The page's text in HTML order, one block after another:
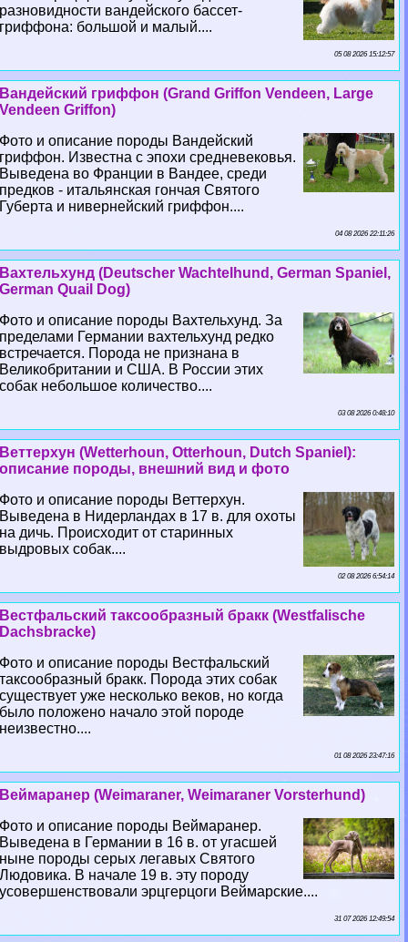
разновидности вандейского бассет-
гриффона: большой и малый....
05 08 2026 15:12:57
Вандейский гриффон (Grand Griffon Vendeen, Large
Vendeen Griffon)
Фото и описание породы Вандейский
гриффон. Известна с эпохи средневековья.
Выведена во Франции в Вандее, среди
предков - итальянская гончая Святого
Губерта и нивернейский гриффон....
04 08 2026 22:11:26
Вахтельхунд (Deutscher Wachtelhund, German Spaniel,
German Quail Dog)
Фото и описание породы Вахтельхунд. За
пределами Германии вахтельхунд редко
встречается. Порода не признана в
Великобритании и США. В России этих
собак небольшое количество....
03 08 2026 0:48:10
Веттерхун (Wetterhoun, Otterhoun, Dutch Spaniel):
описание породы, внешний вид и фото
Фото и описание породы Веттерхун.
Выведена в Нидерландах в 17 в. для охоты
на дичь. Происходит от старинных
выдровых собак....
02 08 2026 6:54:14
Вестфальский таксообразный бpaкк (Westfalische
Dachsbracke)
Фото и описание породы Вестфальский
таксообразный бpaкк. Порода этих собак
существует уже несколько веков, но когда
было положено начало этой породе
неизвестно....
01 08 2026 23:47:16
Веймаранер (Weimaraner, Weimaraner Vorsterhund)
Фото и описание породы Веймаранер.
Выведена в Германии в 16 в. от угасшей
ныне породы серых легавых Святого
Людовика. В начале 19 в. эту породу
усовершенствовали эрцгерцоги Веймарские....
31 07 2026 12:49:54